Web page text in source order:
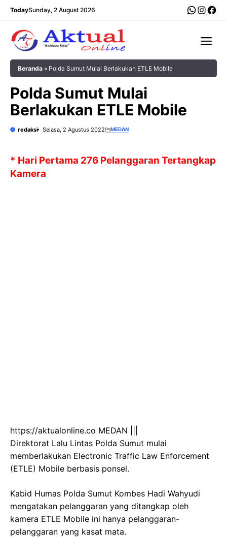
Langsung
TodaySunday, 2 August 2026
Beranda » Polda Sumut Mulai Berlakukan ETLE Mobile
Polda Sumut Mulai
Berlakukan ETLE Mobile
redaksi Selasa, 2 Agustus 2022 MEDAN
* Hari Pertama 276 Pelanggaran Tertangkap
Kamera
https://aktualonline.co MEDAN |||
Direktorat Lalu Lintas Polda Sumut mulai
memberlakukan Electronic Traffic Law Enforcement
(ETLE) Mobile berbasis ponsel.
Kabid Humas Polda Sumut Kombes Hadi Wahyudi
mengatakan pelanggaran yang ditangkap oleh
kamera ETLE Mobile ini hanya pelanggaran-
pelanggaran yang kasat mata.